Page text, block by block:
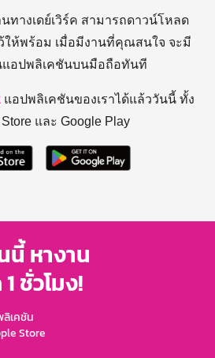
ทางเดย์เวิร์ค สามารถดาวน์โหลด
ให้พร้อม เมื่อมีงานที่คุณสนใจ จะมี
แอปพลิเคชันบนมือถือทันที
แอปพลิเคชันของเราได้แล้ววันนี้ ทั้ง
และ Google Play
หางาน
ชั่วโมง!
เคชัน
Store